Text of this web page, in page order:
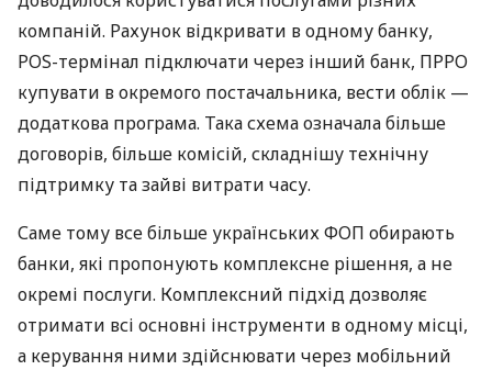
компаній. Рахунок відкривати в одному банку,
POS-термінал підключати через інший банк, ПРРО
купувати в окремого постачальника, вести облік —
додаткова програма. Така схема означала більше
договорів, більше комісій, складнішу технічну
підтримку та зайві витрати часу.
Саме тому все більше українських ФОП обирають
банки, які пропонують комплексне рішення, а не
окремі послуги. Комплексний підхід дозволяє
отримати всі основні інструменти в одному місці,
а керування ними здійснювати через мобільний